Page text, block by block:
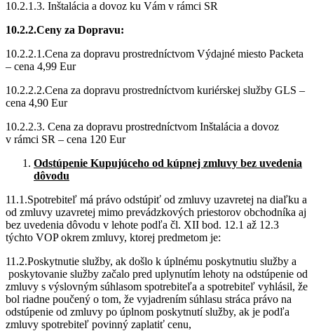
10.2.1.3. Inštalácia a dovoz ku Vám v rámci SR
10.2.2.Ceny za Dopravu:
10.2.2.1.Cena za dopravu prostredníctvom Výdajné miesto Packeta
– cena 4,99 Eur
10.2.2.2.Cena za dopravu prostredníctvom kuriérskej služby GLS –
cena 4,90 Eur
10.2.2.3. Cena za dopravu prostredníctvom Inštalácia a dovoz
v rámci SR – cena 120 Eur
Odstúpenie Kupujúceho od kúpnej zmluvy bez uvedenia
dôvodu
11.1.Spotrebiteľ má právo odstúpiť od zmluvy uzavretej na diaľku a
od zmluvy uzavretej mimo prevádzkových priestorov obchodníka aj
bez uvedenia dôvodu v lehote podľa čl. XII bod. 12.1 až 12.3
týchto VOP okrem zmluvy, ktorej predmetom je:
11.2.Poskytnutie služby, ak došlo k úplnému poskytnutiu služby a
poskytovanie služby začalo pred uplynutím lehoty na odstúpenie od
zmluvy s výslovným súhlasom spotrebiteľa a spotrebiteľ vyhlásil, že
bol riadne poučený o tom, že vyjadrením súhlasu stráca právo na
odstúpenie od zmluvy po úplnom poskytnutí služby, ak je podľa
zmluvy spotrebiteľ povinný zaplatiť cenu,